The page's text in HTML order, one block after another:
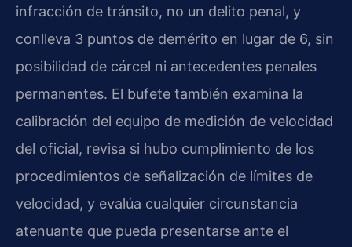
infracción de tránsito, no un delito penal, y
conlleva 3 puntos de demérito en lugar de 6, sin
posibilidad de cárcel ni antecedentes penales
permanentes. El bufete también examina la
calibración del equipo de medición de velocidad
del oficial, revisa si hubo cumplimiento de los
procedimientos de señalización de límites de
velocidad, y evalúa cualquier circunstancia
atenuante que pueda presentarse ante el